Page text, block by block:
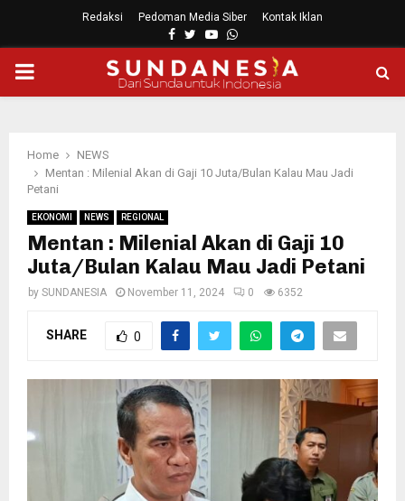
Redaksi Pedoman Media Siber Kontak Iklan
Facebook
TwitterYoutubeWhatsapp
PRIMARY
Home
NEWS
Mentan : Milenial Akan di Gaji 10 Juta/Bulan Kalau Mau Jadi
Petani
EKONOMI NEWS REGIONAL
Mentan : Milenial Akan di Gaji 10
Juta/Bulan Kalau Mau Jadi Petani
by SUNDANESIA November 11, 2024 0 6352
SHARE 0